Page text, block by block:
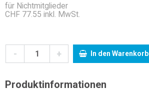
für Nichtmitglieder
CHF 77.55 inkl. MwSt.
- + In den Warenkorb
Produktinformationen